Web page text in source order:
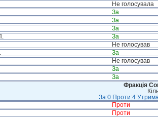
Не голосувала
За
За
За
За
Не голосував
За
Не голосував
За
За
Фракція
За:0 Проти:4
Проти
Проти